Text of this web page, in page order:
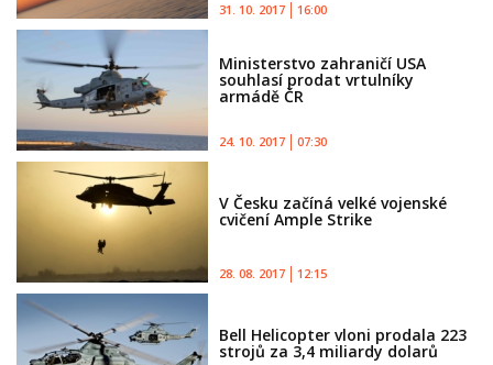
31. 10. 2017 16:00
Ministerstvo zahraničí USA
souhlasí prodat vrtulníky
armádě ČR
24. 10. 2017 07:30
V Česku začíná velké vojenské
cvičení Ample Strike
28. 08. 2017 12:15
Bell Helicopter vloni prodala 223
strojů za 3,4 miliardy dolarů